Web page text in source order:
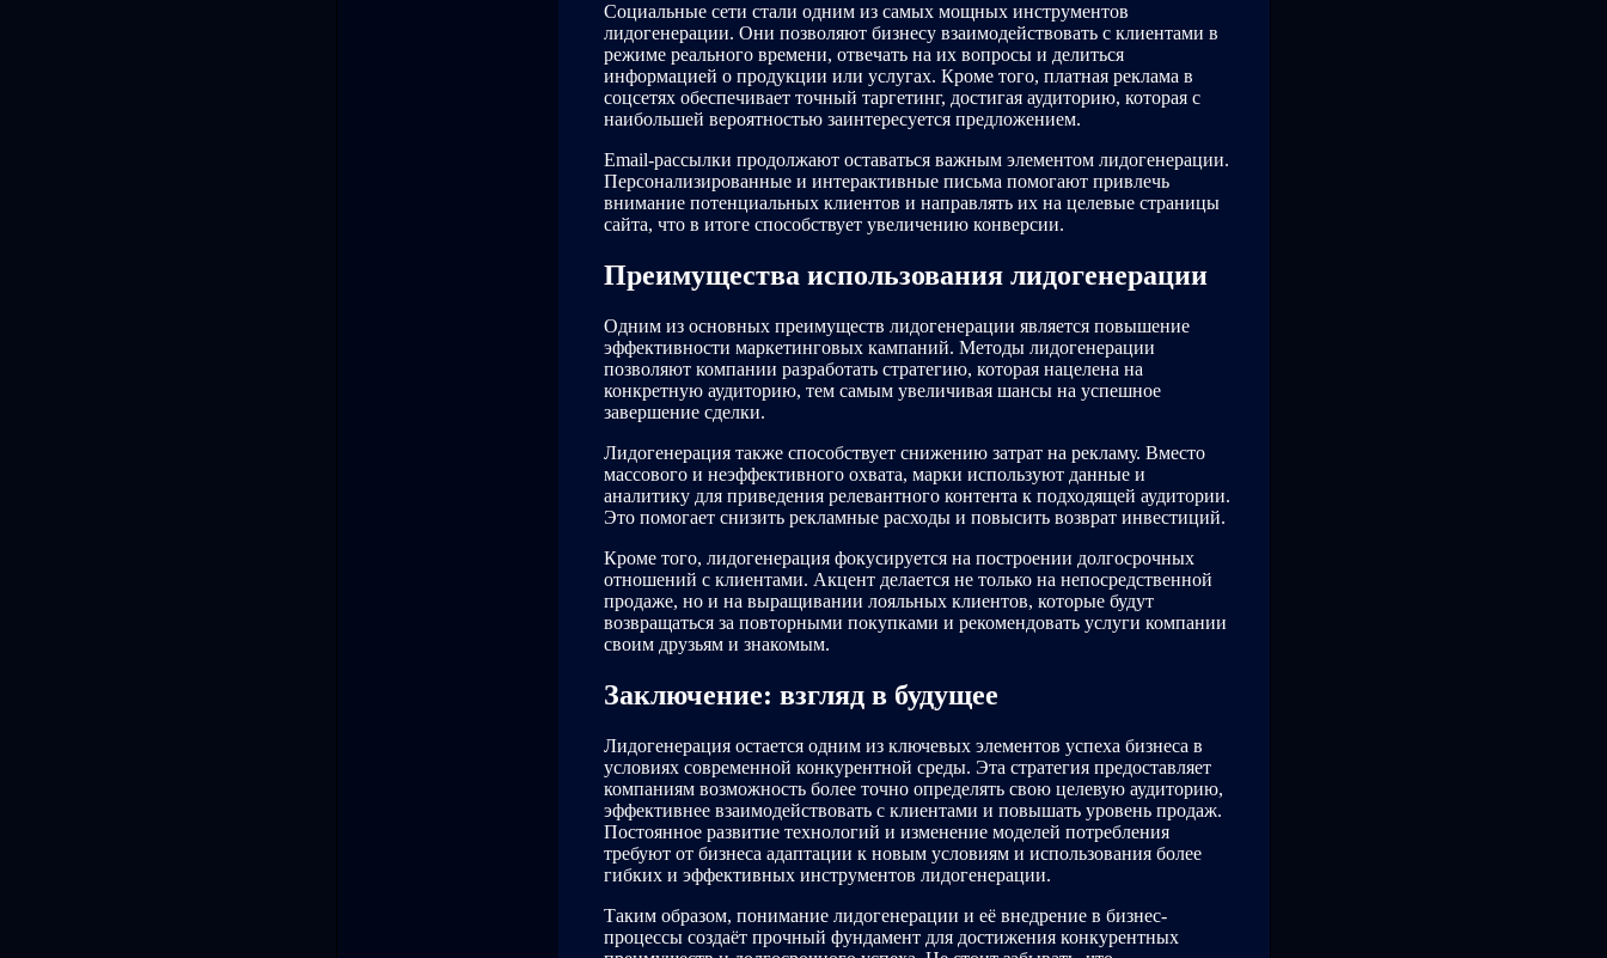
Социальные сети стали одним из самых мощных инструментов
лидогенерации. Они позволяют бизнесу взаимодействовать с клиентами в
режиме реального времени, отвечать на их вопросы и делиться
информацией о продукции или услугах. Кроме того, платная реклама в
соцсетях обеспечивает точный таргетинг, достигая аудиторию, которая с
наибольшей вероятностью заинтересуется предложением.
Email-рассылки продолжают оставаться важным элементом лидогенерации.
Персонализированные и интерактивные письма помогают привлечь
внимание потенциальных клиентов и направлять их на целевые страницы
сайта, что в итоге способствует увеличению конверсии.
Преимущества использования лидогенерации
Одним из основных преимуществ лидогенерации является повышение
эффективности маркетинговых кампаний. Методы лидогенерации
позволяют компании разработать стратегию, которая нацелена на
конкретную аудиторию, тем самым увеличивая шансы на успешное
завершение сделки.
Лидогенерация также способствует снижению затрат на рекламу. Вместо
массового и неэффективного охвата, марки используют данные и
аналитику для приведения релевантного контента к подходящей аудитории.
Это помогает снизить рекламные расходы и повысить возврат инвестиций.
Кроме того, лидогенерация фокусируется на построении долгосрочных
отношений с клиентами. Акцент делается не только на непосредственной
продаже, но и на выращивании лояльных клиентов, которые будут
возвращаться за повторными покупками и рекомендовать услуги компании
своим друзьям и знакомым.
Заключение: взгляд в будущее
Лидогенерация остается одним из ключевых элементов успеха бизнеса в
условиях современной конкурентной среды. Эта стратегия предоставляет
компаниям возможность более точно определять свою целевую аудиторию,
эффективнее взаимодействовать с клиентами и повышать уровень продаж.
Постоянное развитие технологий и изменение моделей потребления
требуют от бизнеса адаптации к новым условиям и использования более
гибких и эффективных инструментов лидогенерации.
Таким образом, понимание лидогенерации и её внедрение в бизнес-
процессы создаёт прочный фундамент для достижения конкурентных